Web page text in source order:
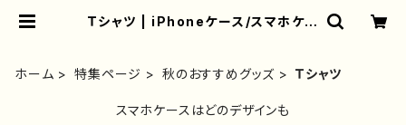
Ｔシャツ | iPhoneケース/スマホケー
アリうさ
ホーム 特集ページ 秋のおすすめグッズ Ｔシャツ
スマホケースはどのデザインも